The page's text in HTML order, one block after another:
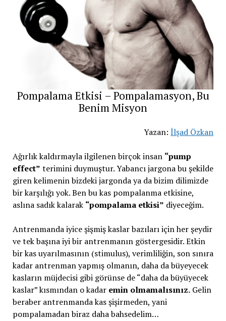
Pompalama Etkisi – Pompalamasyon, Bu
Benim Misyon
Yazan:İlşad Özkan
Ağırlık kaldırmayla ilgilenen birçok insan “pump
effect” terimini duymuştur. Yabancı jargona bu şekilde
giren kelimenin bizdeki jargonda ya da bizim dilimizde
bir karşılığı yok. Ben bu kas pompalanma etkisine,
aslına sadık kalarak “pompalama etkisi” diyeceğim.
Antrenmanda iyice şişmiş kaslar bazıları için her şeydir
ve tek başına iyi bir antrenmanın göstergesidir. Etkin
bir kas uyarılmasının (stimulus), verimliliğin, son sınıra
kadar antrenman yapmış olmanın, daha da büyeyecek
kasların müjdecisi gibi görünse de “daha da büyüyecek
kaslar” kısmından o kadar emin olmamalısınız.Gelin
beraber antrenmanda kas şişirmeden, yani
pompalamadan biraz daha bahsedelim…